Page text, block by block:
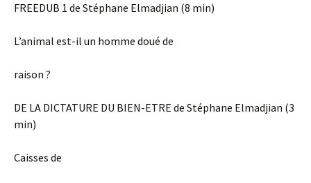
FREEDUB 1 de Stéphane Elmadjian (8 min)
L’animal est-il un homme doué de
raison ?
DE LA DICTATURE DU BIEN-ETRE de Stéphane Elmadjian (3
min)
Caisses de